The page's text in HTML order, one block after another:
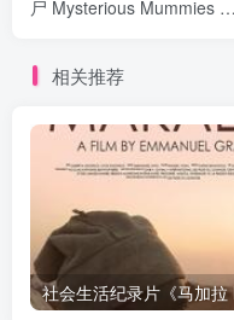
尸 Mysterious Mummies of
相关推荐